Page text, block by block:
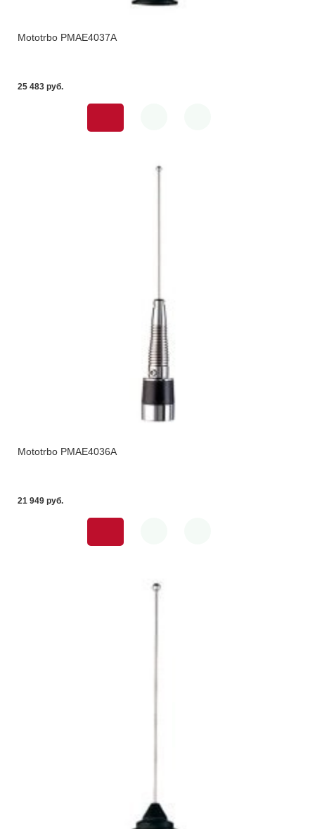
Mototrbo PMAE4037A
25 483 pуб.
Mototrbo PMAE4036A
21 949 pуб.